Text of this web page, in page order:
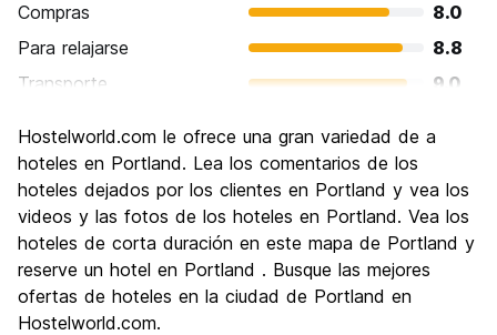
Compras
8.0
Para relajarse
8.8
Transporte
9.0
Cultura
Fiesta
8.1
Calidad Precio
8.5
Hostelworld.com le ofrece una gran variedad de a
hoteles en Portland. Lea los comentarios de los
hoteles dejados por los clientes en Portland y vea los
videos y las fotos de los hoteles en Portland. Vea los
hoteles de corta duración en este mapa de Portland y
reserve un hotel en Portland . Busque las mejores
ofertas de hoteles en la ciudad de Portland en
Hostelworld.com.